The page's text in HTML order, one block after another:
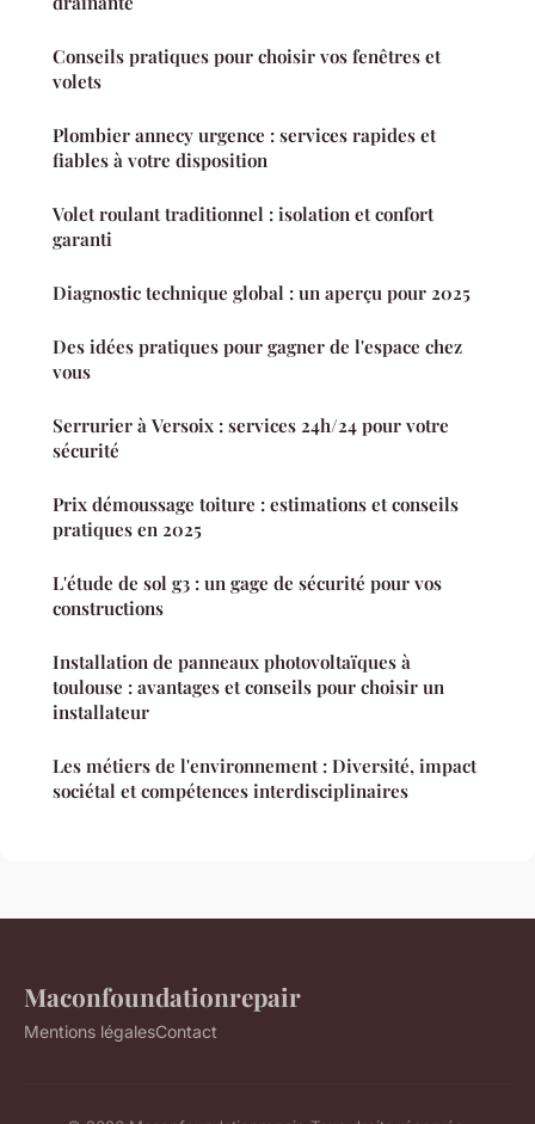
Conseils pratiques pour choisir vos fenêtres et
volets
Plombier annecy urgence : services rapides et
fiables à votre disposition
Volet roulant traditionnel : isolation et confort
garanti
Diagnostic technique global : un aperçu pour 2025
Des idées pratiques pour gagner de l'espace chez
vous
Serrurier à Versoix : services 24h/24 pour votre
sécurité
Prix démoussage toiture : estimations et conseils
pratiques en 2025
L'étude de sol g3 : un gage de sécurité pour vos
constructions
Installation de panneaux photovoltaïques à
toulouse : avantages et conseils pour choisir un
installateur
Les métiers de l'environnement : Diversité, impact
sociétal et compétences interdisciplinaires
Maconfoundationrepair
Mentions légalesContact